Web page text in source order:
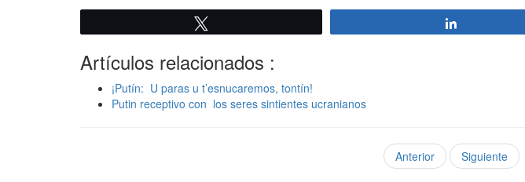
Artículos relacionados :
¡Putín: U paras u t’esnucaremos, tontín!
Putin receptivo con los seres sintientes ucranianos
Anterior Siguiente